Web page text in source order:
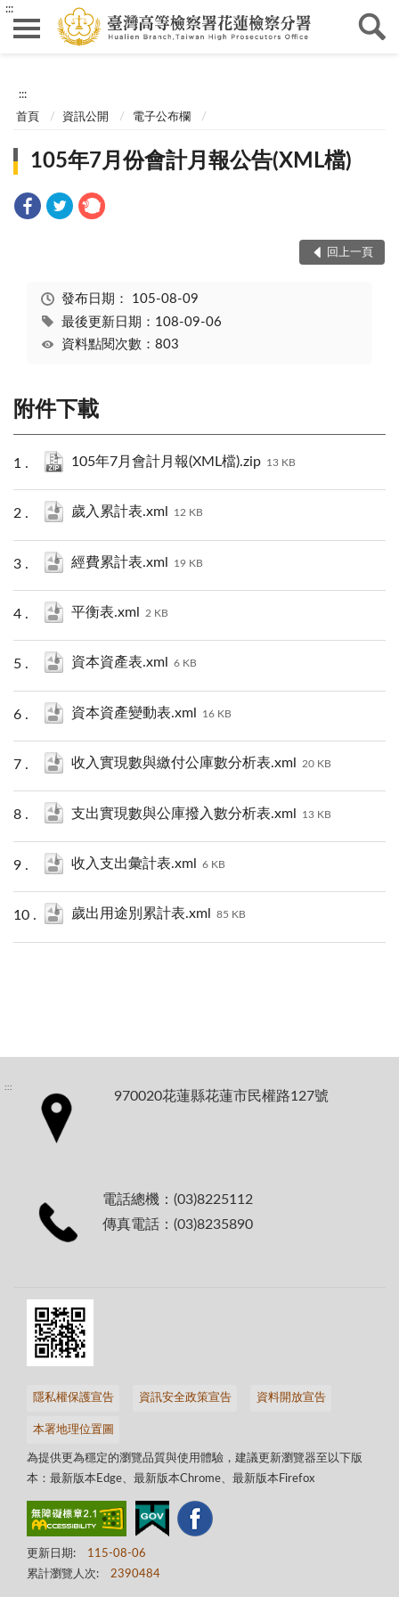
:::
:::
首頁 資訊公開 電子公布欄
105年7月份會計月報公告(XML檔)
回上一頁
發布日期： 105-08-09
最後更新日期：108-09-06
資料點閱次數：803
附件下載
105年7月會計月報(XML檔).zip 13 KB
歲入累計表.xml 12 KB
經費累計表.xml 19 KB
平衡表.xml 2 KB
資本資產表.xml 6 KB
資本資產變動表.xml 16 KB
收入實現數與繳付公庫數分析表.xml 20 KB
支出實現數與公庫撥入數分析表.xml 13 KB
收入支出彙計表.xml 6 KB
歲出用途別累計表.xml 85 KB
:::
970020花蓮縣花蓮市民權路127號
電話總機：(03)8225112
傳真電話：(03)8235890
隱私權保護宣告 資訊安全政策宣告 資料開放宣告
本署地理位置圖
為提供更為穩定的瀏覽品質與使用體驗，建議更新瀏覽器至以下版
本：最新版本Edge、最新版本Chrome、最新版本Firefox
更新日期:
115-08-06
累計瀏覽人次:
2390484